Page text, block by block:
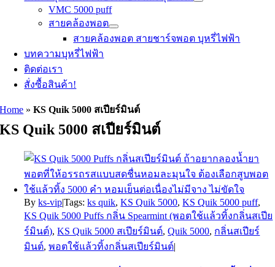
VMC 5000 puff
สายคล้องพอต
สายคล้องพอต สายชาร์จพอต บุหรี่ไฟฟ้า
บทความบุหรี่ไฟฟ้า
ติดต่อเรา
สั่งซื้อสินค้า!
Home »KS Quik 5000 สเปียร์มินต์
KS Quik 5000 สเปียร์มินต์
Byks-vip|Tags:ks quik,KS Quik 5000,KS Quik 5000 puff,
KS Quik 5000 Puffs กลิ่น Spearmint (พอตใช้แล้วทิ้งกลิ่นสเปีย
ร์มินต์),KS Quik 5000 สเปียร์มินต์,Quik 5000, กลิ่นสเปียร์
มินต์,พอตใช้แล้วทิ้งกลิ่นสเปียร์มินต์|